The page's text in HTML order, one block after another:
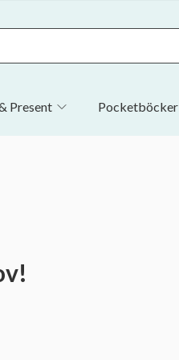
Present Pocketböcker